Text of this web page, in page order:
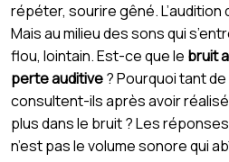
répéter, sourire gêné. L’audition
Mais au milieu des sons qui
flou, lointain. Est-ce que le bruit
perte auditive? Pourquoi tant
consultent-ils après avoir
plus dans le bruit ? Les
n’est pas le volume sonore qui